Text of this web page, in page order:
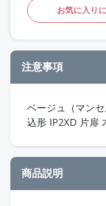
お気に入り
注意事項
ベージュ（マン
込形 IP2XD 片扉
商品説明